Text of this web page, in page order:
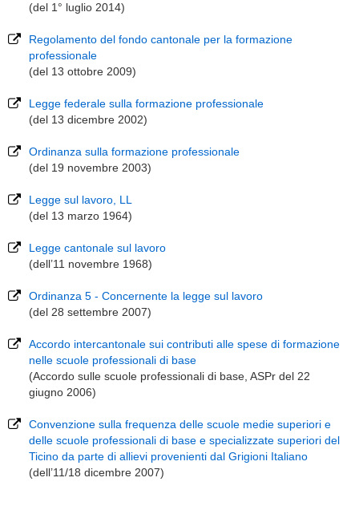
(del 1° luglio 2014)
Regolamento del fondo cantonale per la formazione
professionale
(del 13 ottobre 2009)
Legge federale sulla formazione professionale
(del 13 dicembre 2002)
Ordinanza sulla formazione professionale
(del 19 novembre 2003)
Legge sul lavoro, LL
(del 13 marzo 1964)
Legge cantonale sul lavoro
(dell’11 novembre 1968)
Ordinanza 5 - Concernente la legge sul lavoro
(del 28 settembre 2007)
Accordo intercantonale sui contributi alle spese di formazione
nelle scuole professionali di base
(Accordo sulle scuole professionali di base, ASPr del 22
giugno 2006)
Convenzione sulla frequenza delle scuole medie superiori e
delle scuole professionali di base e specializzate superiori del
Ticino da parte di allievi provenienti dal Grigioni Italiano
(dell’11/18 dicembre 2007)